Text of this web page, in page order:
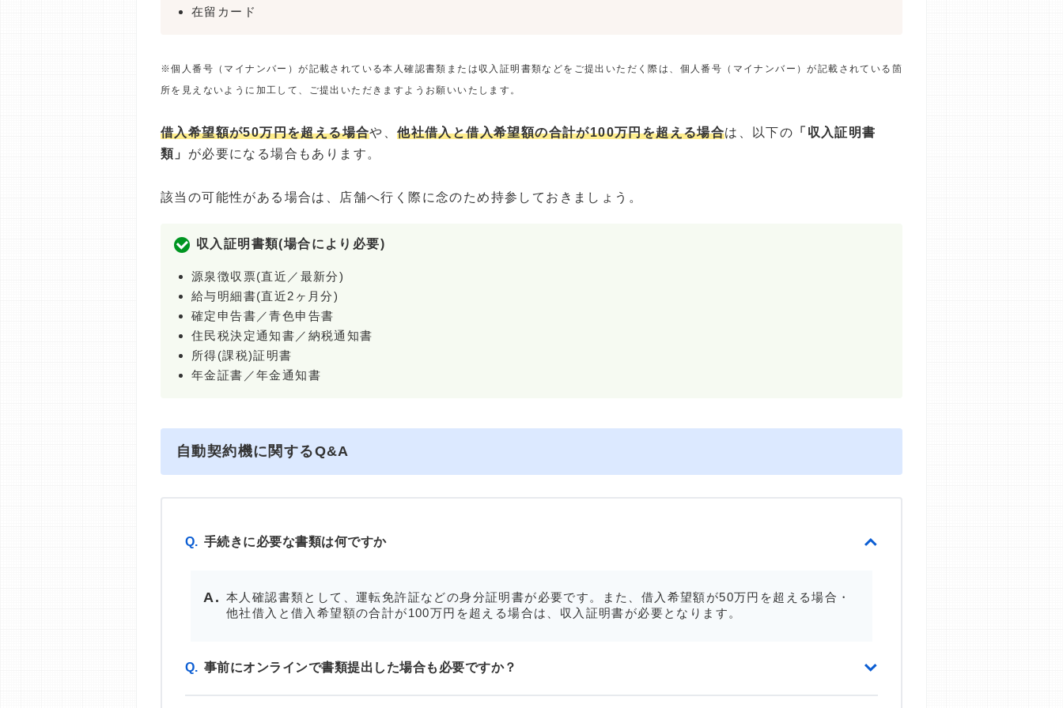
在留カード
※個人番号（マイナンバー）が記載されている本人確認書類または収入証明書類などをご提出いただく際は、個人番号（マイナンバー）が記載されている箇
所を見えないように加工して、ご提出いただきますようお願いいたします。
借入希望額が50万円を超える場合や、他社借入と借入希望額の合計が100万円を超える場合は、以下の 「収入証明書
類」 が必要になる場合もあります。
該当の可能性がある場合は、店舗へ行く際に念のため持参しておきましょう。
収入証明書類(場合により必要)
源泉徴収票(直近／最新分)
給与明細書(直近2ヶ月分)
確定申告書／青色申告書
住民税決定通知書／納税通知書
所得(課税)証明書
年金証書／年金通知書
自動契約機に関するQ&A
Q. 手続きに必要な書類は何ですか
本人確認書類として、運転免許証などの身分証明書が必要です。また、借入希望額が50万円を超える場合・
他社借入と借入希望額の合計が100万円を超える場合は、収入証明書が必要となります。
Q. 事前にオンラインで書類提出した場合も必要ですか？